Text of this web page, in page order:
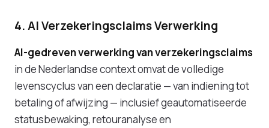
4. AI Verzekeringsclaims Verwerking
AI-gedreven verwerking van verzekeringsclaims
in de Nederlandse context omvat de volledige
levenscyclus van een declaratie — van indiening tot
betaling of afwijzing — inclusief geautomatiseerde
statusbewaking, retouranalyse en